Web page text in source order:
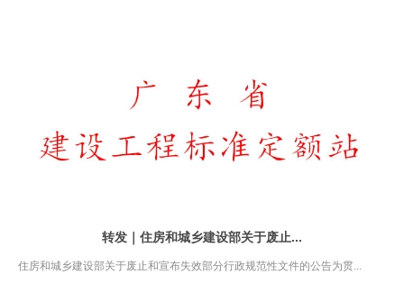
转发｜住房和城乡建设部关于废止...
住房和城乡建设部关于废止和宣布失效部分行政规范性文件的公告为贯...